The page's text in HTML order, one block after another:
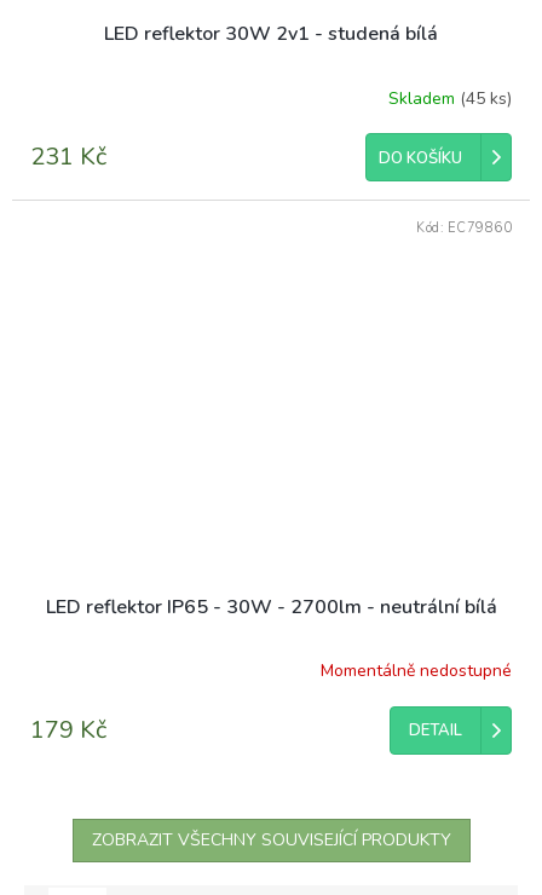
LED reflektor 30W 2v1 - studená bílá
Skladem (45 ks)
231 Kč DO KOŠÍKU
LED reflektor IP65 - 30W - 2700lm - neutrální bílá
Momentálně nedostupné
179 Kč DETAIL
Kód: EC79860
ZOBRAZIT VŠECHNY SOUVISEJÍCÍ PRODUKTY